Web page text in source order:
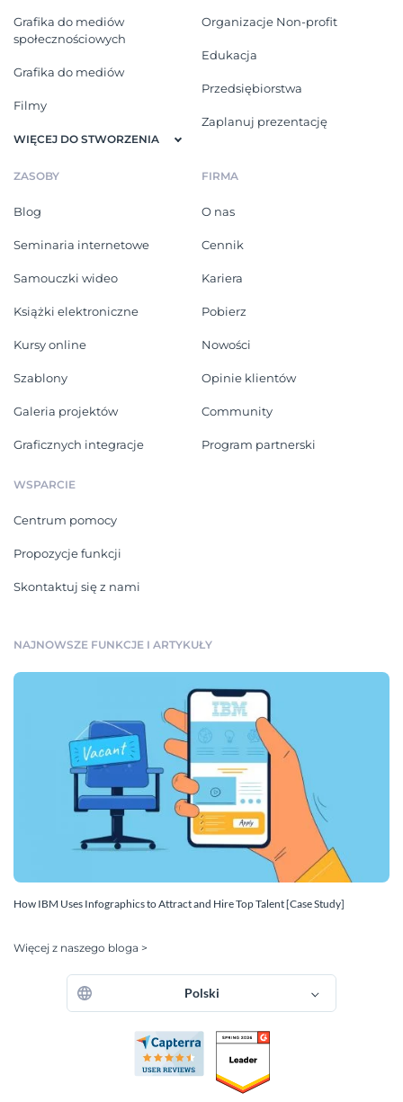
Grafika do mediów
społecznościowych
Grafika do mediów
Filmy
WIĘCEJ DO STWORZENIA
Organizacje Non-profit
Edukacja
Przedsiębiorstwa
Zaplanuj prezentację
ZASOBY
Blog
Seminaria internetowe
Samouczki wideo
Książki elektroniczne
Kursy online
Szablony
Galeria projektów
Graficznych integracje
FIRMA
O nas
Cennik
Kariera
Pobierz
Nowości
Opinie klientów
Community
Program partnerski
WSPARCIE
Centrum pomocy
Propozycje funkcji
Skontaktuj się z nami
NAJNOWSZE FUNKCJE I ARTYKUŁY
How IBM Uses Infographics to Attract and Hire Top Talent [Case Study]
Więcej z naszego bloga >
Polski